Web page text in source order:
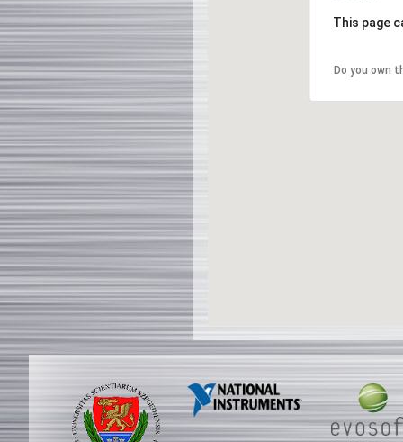
This page
Do you own